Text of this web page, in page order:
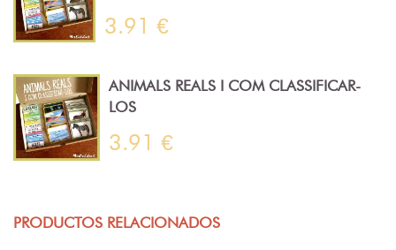
3.91 €
ANIMALS REALS I COM CLASSIFICAR-
LOS
3.91 €
PRODUCTOS RELACIONADOS